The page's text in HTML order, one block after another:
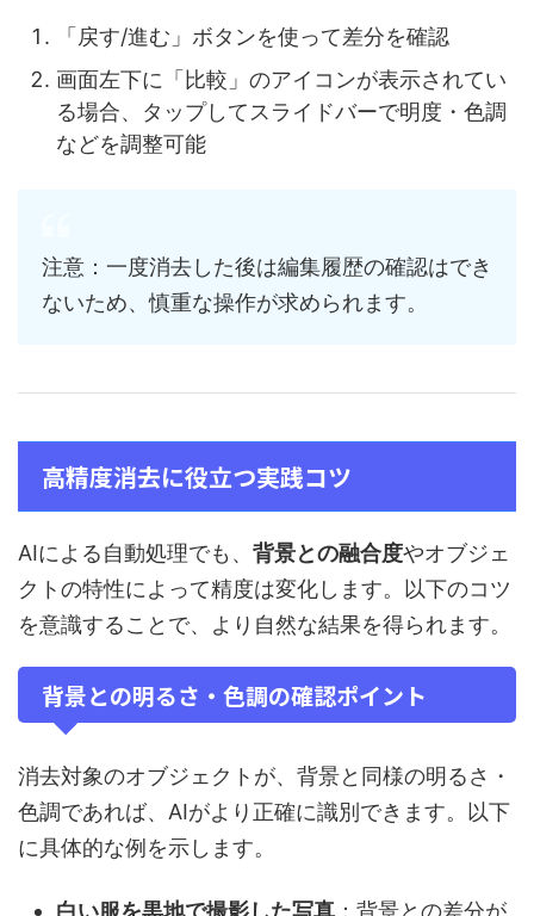
「戻す/進む」ボタンを使って差分を確認
画面左下に「比較」のアイコンが表示されてい
る場合、タップしてスライドバーで明度・色調
などを調整可能
注意：一度消去した後は編集履歴の確認はでき
ないため、慎重な操作が求められます。
高精度消去に役立つ実践コツ
AIによる自動処理でも、 背景との融合度やオブジェ
クトの特性によって精度は変化します。以下のコツ
を意識することで、より自然な結果を得られます。
背景との明るさ・色調の確認ポイント
消去対象のオブジェクトが、背景と同様の明るさ・
色調であれば、AIがより正確に識別できます。以下
に具体的な例を示します。
白い服を黒地で撮影した写真 ：背景との差分が